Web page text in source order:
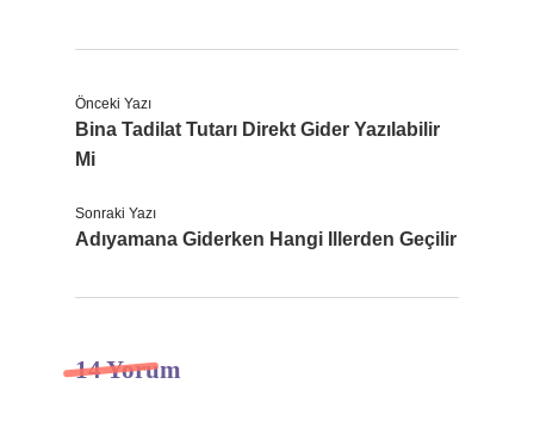
Önceki Yazı
Bina Tadilat Tutarı Direkt Gider Yazılabilir
Mi
Sonraki Yazı
Adıyamana Giderken Hangi Illerden Geçilir
14 Yorum